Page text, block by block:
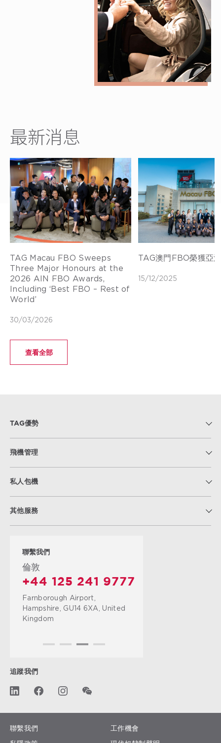
最新消息
TAG Macau FBO Sweeps
Three Major Honours at the
2026 AIN FBO Awards,
Including ‘Best FBO – Rest of
World’
30/03/2026
TAG澳門FBO榮獲亞
15/12/2025
查看全部
TAG優勢
飛機管理
私人包機
其他服務
聯繫我們
倫敦
+44 125 241 9777
Farnborough Airport,
Hampshire, GU14 6XA, United
Kingdom
追蹤我們
聯繫我們 工作機會